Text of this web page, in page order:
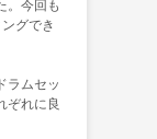
。今回も
グでき
ラムセッ
ぞれに良